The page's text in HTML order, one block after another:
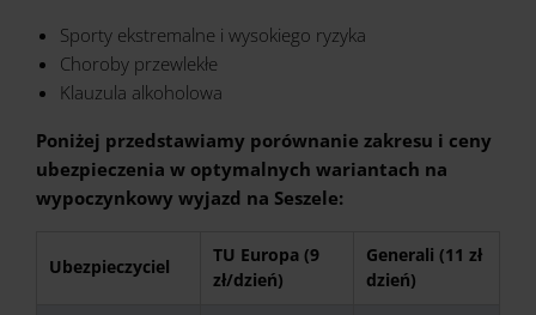
Sporty ekstremalne i wysokiego ryzyka
Choroby przewlekłe
Klauzula alkoholowa
Poniżej przedstawiamy porównanie zakresu i ceny
ubezpieczenia w optymalnych wariantach na
wypoczynkowy wyjazd na Seszele:
Ubezpieczyciel
TU Europa (9
zł/dzień)
Generali (11 zł
dzień)